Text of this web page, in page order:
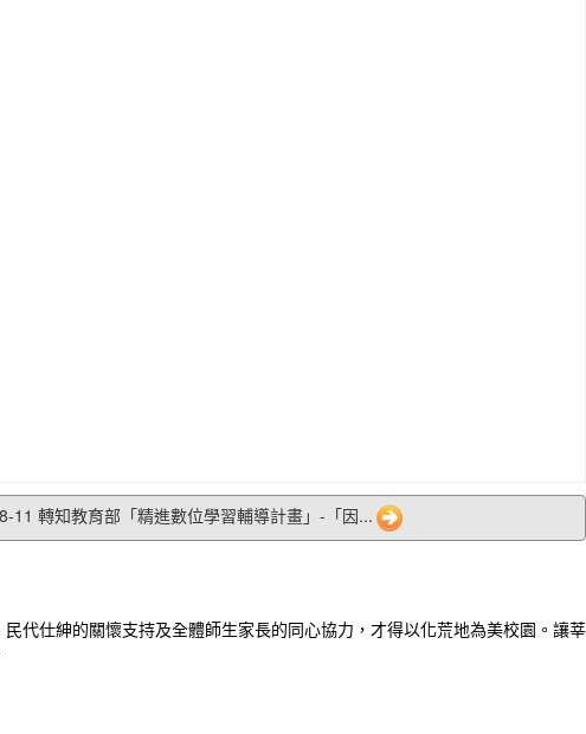
11 轉知教育部「精進數位學習輔導計畫」-「因...
代仕紳的關懷支持及全體師生家長的同心協力，才得以化荒地為美校園。讓莘